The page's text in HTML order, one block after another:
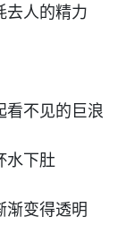
去人的精力
看不见的巨浪
水下肚
渐变得透明